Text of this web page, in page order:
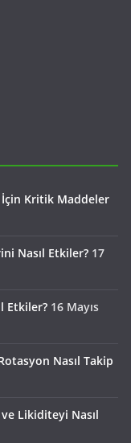
İçin Kritik Maddeler
Nasıl Etkiler? 17
Etkiler? 16 Mayıs
Nasıl Takip
ve Likiditeyi Nasıl